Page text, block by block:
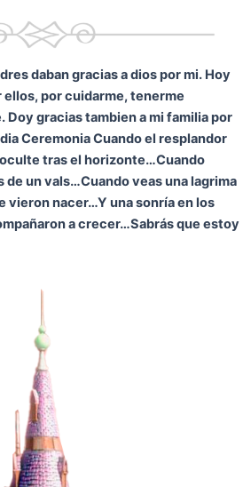
daban gracias a dios por mi. Hoy
ellos, por cuidarme, tenerme
Doy gracias tambien a mi familia por
CeremoniaCuando el resplandor
tras el horizonte…Cuando
de un vals…Cuando veas una lagrima
vieron nacer…Y una sonría en los
a crecer…Sabrás que estoy